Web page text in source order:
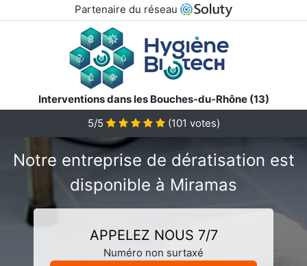
Partenaire du réseau
Interventions dans les Bouches-du-Rhône (13)
5/5
(101 votes)
Notre entreprise de dératisation est
disponible à Miramas
APPELEZ NOUS 7/7
Numéro non surtaxé